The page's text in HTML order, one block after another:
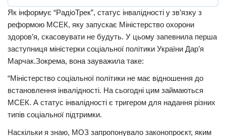
Як інформує “РадіоТрек”, статус інвалідності у зв’язку з
реформою МСЕК, яку запускає Міністерство охорони
здоров’я, скасовувати не будуть. У цьому запевнила перша
заступниця міністерки соціальної політики України Дар’я
Марчак.Зокрема, вона зауважила таке:
“Міністерство соціальної політики не має відношення до
встановлення інвалідності. На сьогодні цим займаються
МСЕК. А статус інвалідності є тригером для надання різних
типів соціальної підтримки.
Наскільки я знаю, МОЗ запропонувало законопроєкт, яким